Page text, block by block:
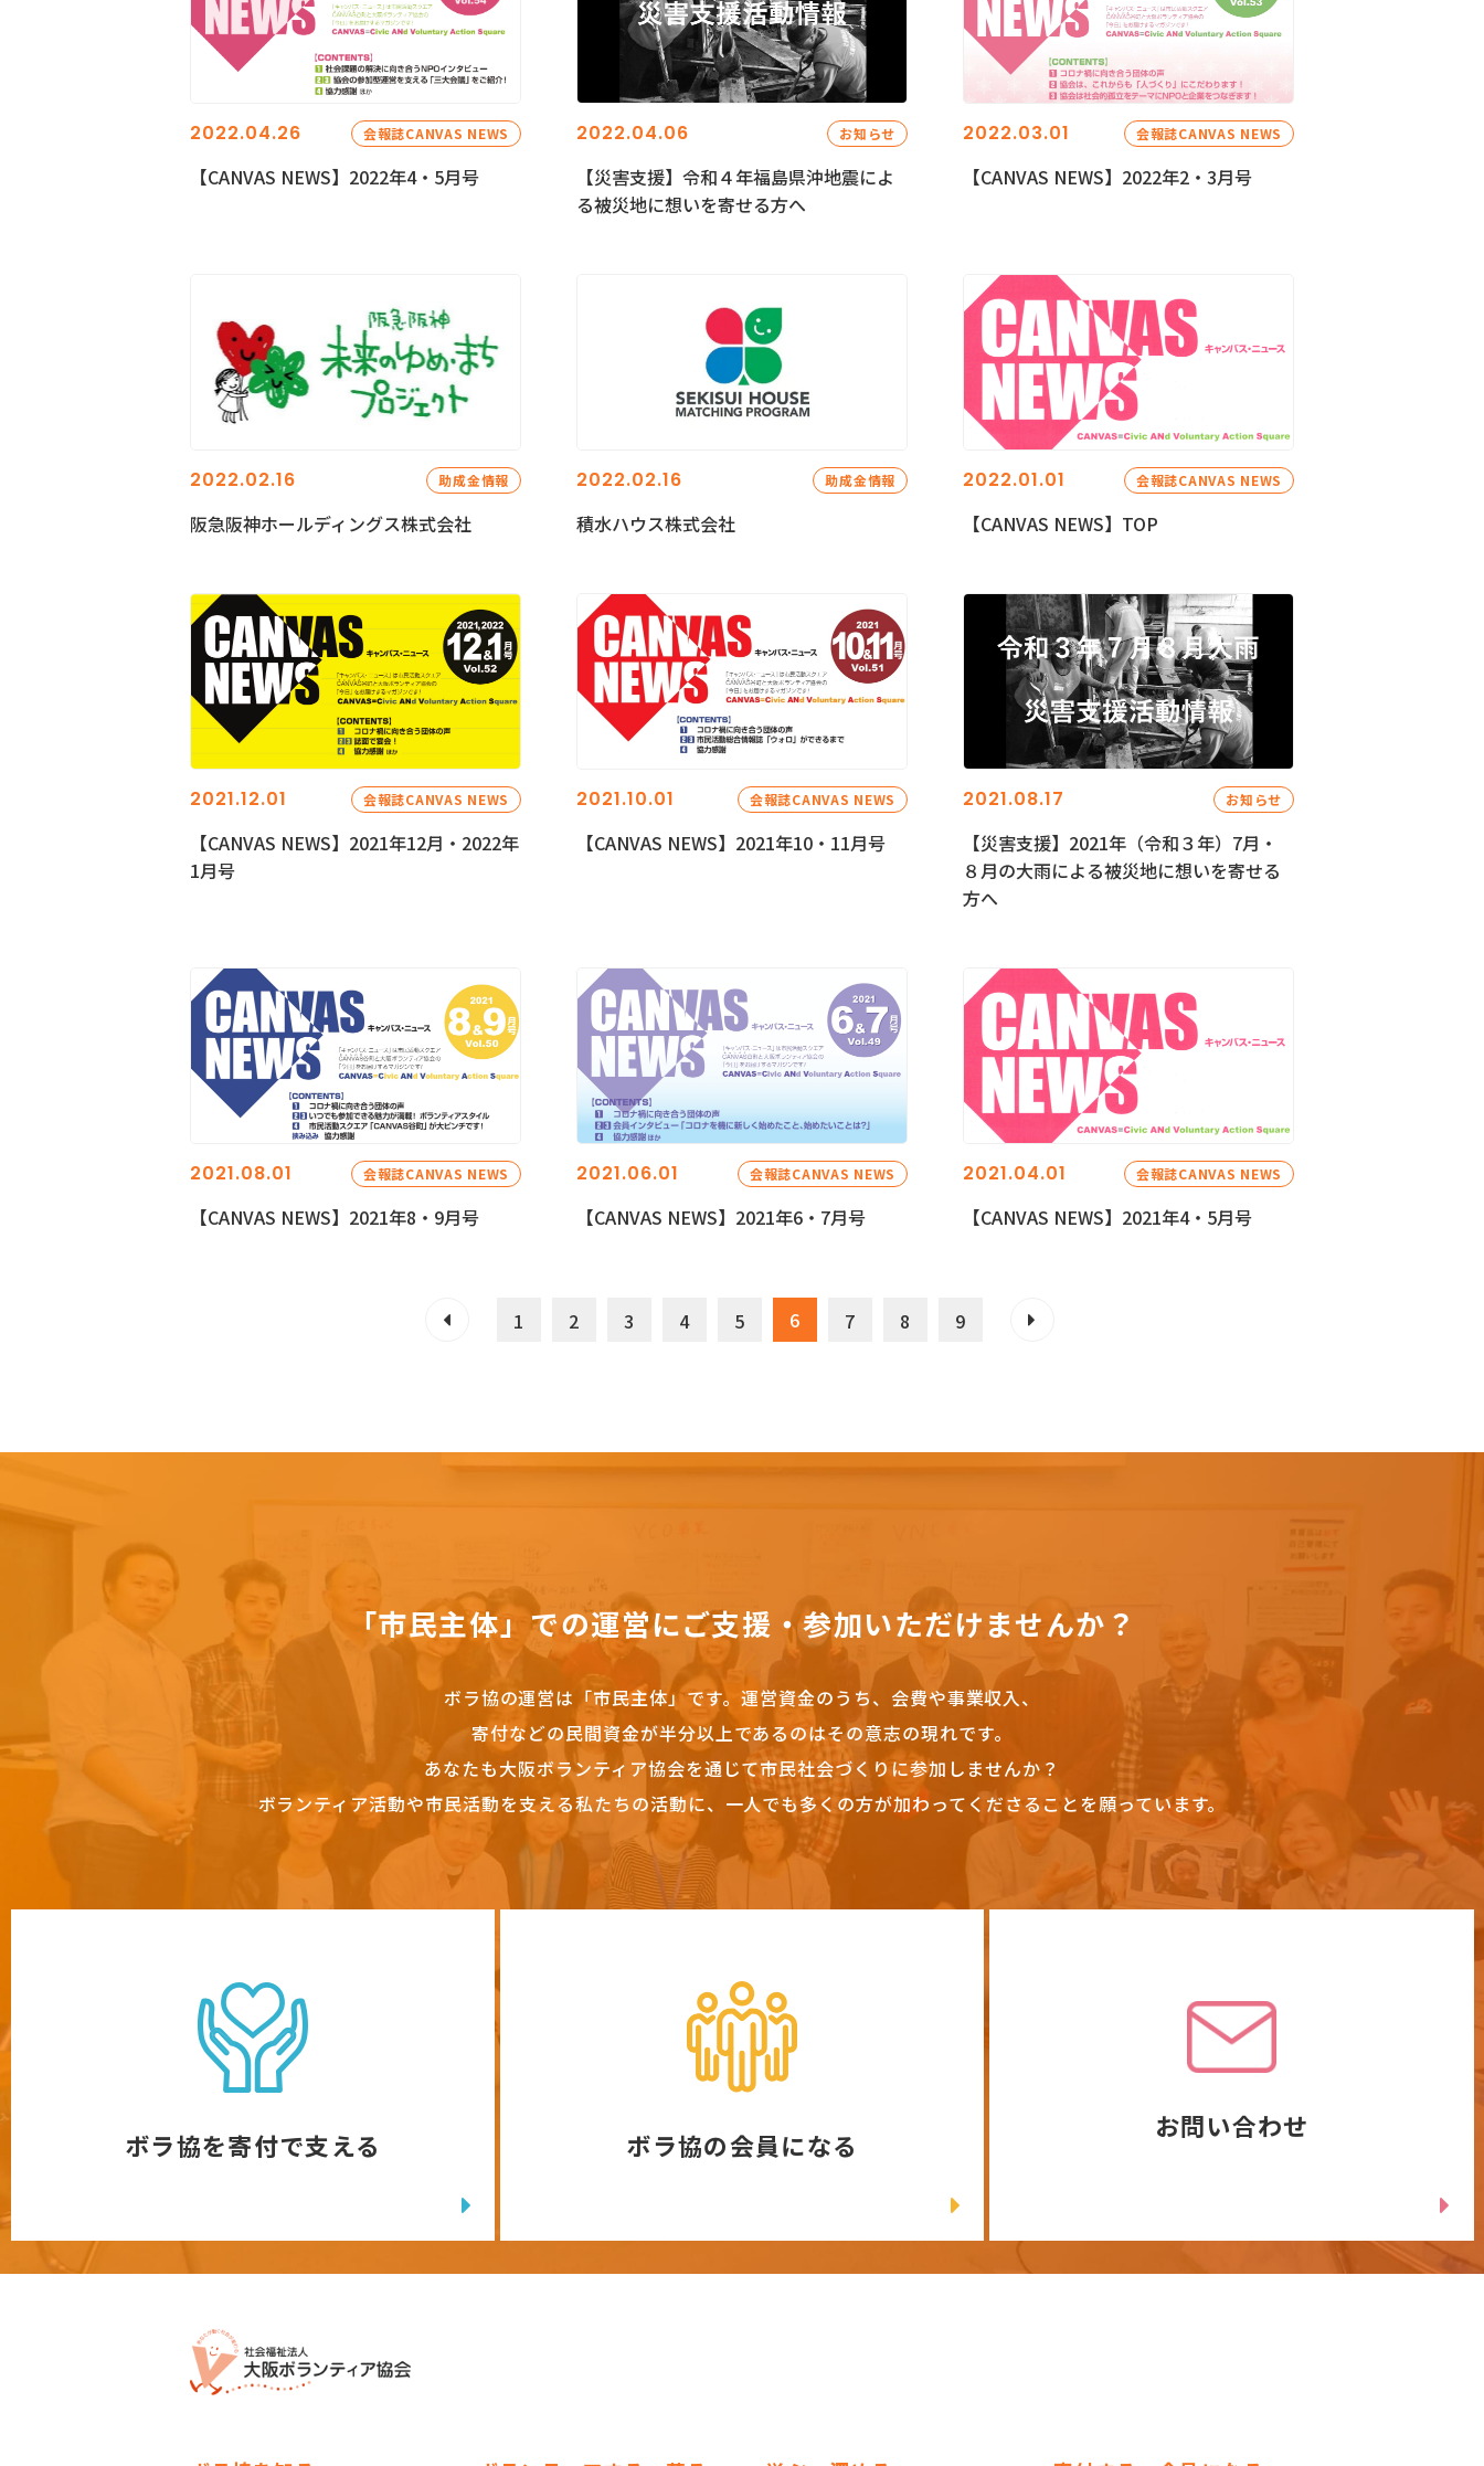
2022.04.26 会報誌CANVAS NEWS
【CANVAS NEWS】2022年4・5月号
2022.04.06 お知らせ
【災害支援】令和４年福島県沖地震によ
る被災地に想いを寄せる方へ
2022.03.01 会報誌CANVAS NEWS
【CANVAS NEWS】2022年2・3月号
2022.02.16 助成金情報
阪急阪神ホールディングス株式会社
2022.02.16 助成金情報
積水ハウス株式会社
2022.01.01 会報誌CANVAS NEWS
【CANVAS NEWS】TOP
2021.12.01 会報誌CANVAS NEWS
【CANVAS NEWS】2021年12月・2022年
1月号
2021.10.01 会報誌CANVAS NEWS
【CANVAS NEWS】2021年10・11月号
2021.08.17 お知らせ
【災害支援】2021年（令和３年）7月・
８月の大雨による被災地に想いを寄せる
方へ
2021.08.01 会報誌CANVAS NEWS
【CANVAS NEWS】2021年8・9月号
2021.06.01 会報誌CANVAS NEWS
【CANVAS NEWS】2021年6・7月号
2021.04.01 会報誌CANVAS NEWS
【CANVAS NEWS】2021年4・5月号
1 2 3 4 5 6 7 8 9
「市民主体」での運営にご支援・参加いただけませんか？
ボラ協の運営は「市民主体」です。 運営資金のうち、会費や事業収入、
寄付などの民間資金が半分以上であるのはその意志の現れです。
あなたも大阪ボランティア協会を通じて市民社会づくりに参加しませんか？
ボランティア活動や市民活動を支える私たちの活動に、一人でも多くの方が加わってくださることを願っています。
ボラ協を寄付で支える ボラ協の会員になる
お問い合わせ